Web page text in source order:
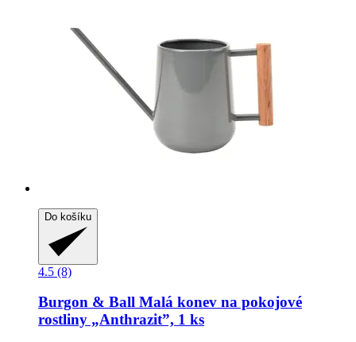
Do košíku
4.5 (8)
Burgon & Ball Malá konev na pokojové
rostliny „Anthrazit”, 1 ks